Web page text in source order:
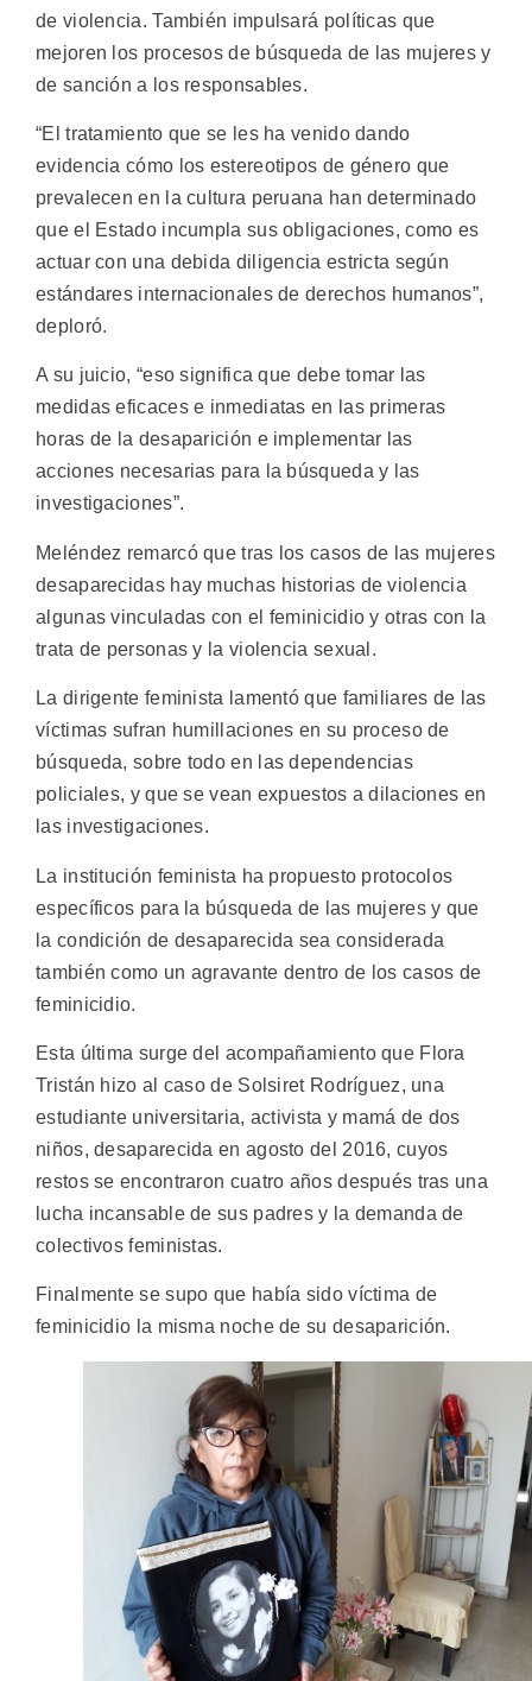
de violencia. También impulsará políticas que
mejoren los procesos de búsqueda de las mujeres y
de sanción a los responsables.
“El tratamiento que se les ha venido dando
evidencia cómo los estereotipos de género que
prevalecen en la cultura peruana han determinado
que el Estado incumpla sus obligaciones, como es
actuar con una debida diligencia estricta según
estándares internacionales de derechos humanos”,
deploró.
A su juicio, “eso significa que debe tomar las
medidas eficaces e inmediatas en las primeras
horas de la desaparición e implementar las
acciones necesarias para la búsqueda y las
investigaciones”.
Meléndez remarcó que tras los casos de las mujeres
desaparecidas hay muchas historias de violencia
algunas vinculadas con el feminicidio y otras con la
trata de personas y la violencia sexual.
La dirigente feminista lamentó que familiares de las
víctimas sufran humillaciones en su proceso de
búsqueda, sobre todo en las dependencias
policiales, y que se vean expuestos a dilaciones en
las investigaciones.
La institución feminista ha propuesto protocolos
específicos para la búsqueda de las mujeres y que
la condición de desaparecida sea considerada
también como un agravante dentro de los casos de
feminicidio.
Esta última surge del acompañamiento que Flora
Tristán hizo al caso de Solsiret Rodríguez, una
estudiante universitaria, activista y mamá de dos
niños, desaparecida en agosto del 2016, cuyos
restos se encontraron cuatro años después tras una
lucha incansable de sus padres y la demanda de
colectivos feministas.
Finalmente se supo que había sido víctima de
feminicidio la misma noche de su desaparición.